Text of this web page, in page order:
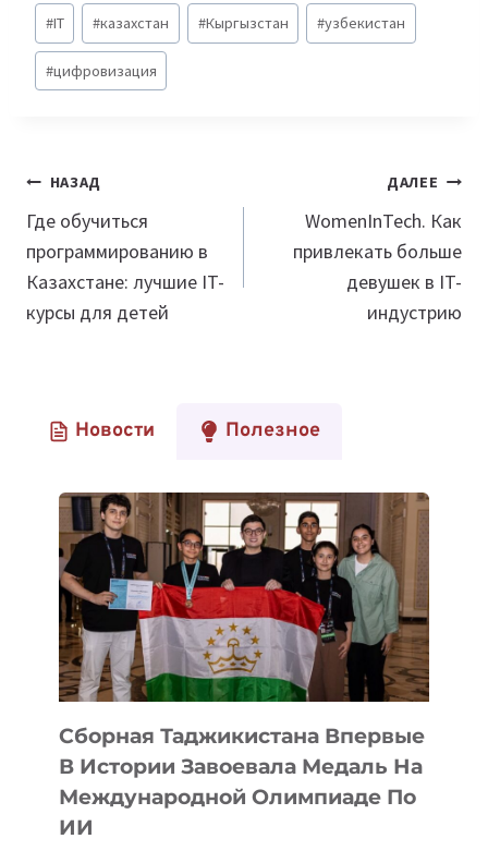
Метки
записи:
#IT #казахстан #Кыргызстан #узбекистан
#цифровизация
Навигация
по
записям
НАЗАД
Где обучиться
программированию в
Казахстане: лучшие IT-
курсы для детей
ДАЛЕЕ
WomenInTech. Как
привлекать больше
девушек в IT-
индустрию
Новости Полезное
Сборная Таджикистана Впервые
В Истории Завоевала Медаль На
Международной Олимпиаде По
ИИ